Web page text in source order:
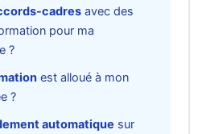
cadres avec des
pour ma
?
est alloué à mon
?
automatique sur